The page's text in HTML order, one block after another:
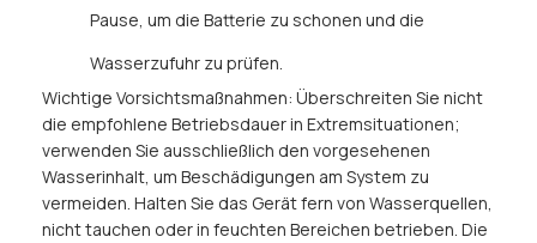
Pause, um die Batterie zu schonen und die
Wasserzufuhr zu prüfen.
Wichtige Vorsichtsmaßnahmen: Überschreiten Sie nicht
die empfohlene Betriebsdauer in Extremsituationen;
verwenden Sie ausschließlich den vorgesehenen
Wasserinhalt, um Beschädigungen am System zu
vermeiden. Halten Sie das Gerät fern von Wasserquellen,
nicht tauchen oder in feuchten Bereichen betrieben. Die